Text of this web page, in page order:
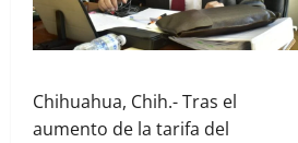
Chihuahua, Chih.- Tras el
aumento de la tarifa del